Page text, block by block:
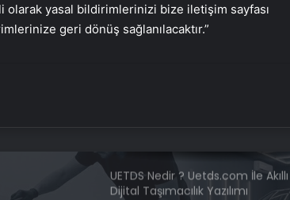
olarak yasal bildirimlerinizi bize iletişim sayfası
geri dönüş sağlanılacaktır.”
İstanbul’da terör örgütü DEAŞ’a
operasyon: 11 gözaltı
UETDS Nedir ? Uetds.com İle Akıllı
Dijital Taşımacılık Yazılımı